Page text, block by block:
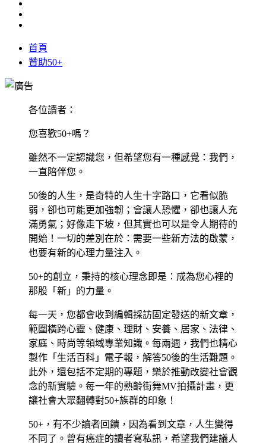
首頁
贊助50+
各位讀者：
您喜歡50+嗎？
雖然不一定認識您，但希望您有一種感覺：我們，
一直陪伴您。
50後的人生，是奇特的人生十字路口，它看似脆
弱，卻也可能更加強韌；會讓人恐懼，卻也讓人充
滿勇氣；好像走下坡，但其實也可以是令人期待的
開始！一切的差別在於：需要一些新方法的啟蒙，
也要有新的心理力量注入。
50+的創立，秉持的核心理念即是：成為您心裡的
那股「新」的力量。
每一天，您都會收到編輯採訪固定發送的新文章，
範圍橫跨心靈、健康、理財、安養、居家、法律、
家庭、時尚等領域專業知識。每兩週，我們也精心
製作「生活百科」電子報，解答50後的生活難題。
此外，還包括不定期的專題，樂於推動改變社會觀
念的新實驗。每一年的熟齡街舞MV拍攝計畫，更
讓社會大眾翻轉對50+族群的印象！
50+，有不少讀者回饋，因為看到文章，人生變得
不同了。曾有癌症的讀者寫私訊，希望我們建議人